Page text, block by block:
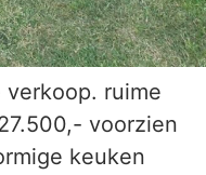
ruime
voorzien
keuken